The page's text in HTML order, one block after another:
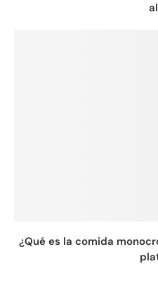
¿Qué es la comida